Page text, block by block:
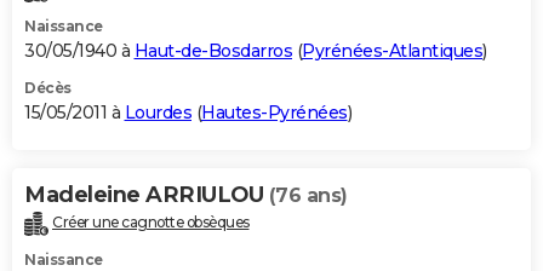
Naissance
30/05/1940 à Haut-de-Bosdarros (Pyrénées-Atlantiques)
Décès
15/05/2011 à Lourdes (Hautes-Pyrénées)
Madeleine ARRIULOU (76 ans)
Créer une cagnotte obsèques
Naissance